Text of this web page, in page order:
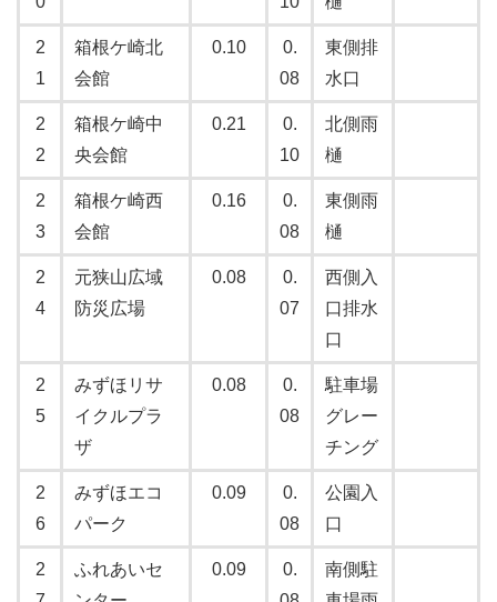
2
1
箱根ケ崎北
会館
0.10
0.
08
東側排
水口
2
2
箱根ケ崎中
央会館
0.21
0.
10
北側雨
樋
2
3
箱根ケ崎西
会館
0.16
0.
08
東側雨
樋
2
4
元狭山広域
防災広場
0.08
0.
07
西側入
口排水
口
2
5
みずほリサ
イクルプラ
ザ
0.08
0.
08
駐車場
グレー
チング
2
6
みずほエコ
パーク
0.09
0.
08
公園入
口
2
ふれあいセ
0.09
0.
南側駐